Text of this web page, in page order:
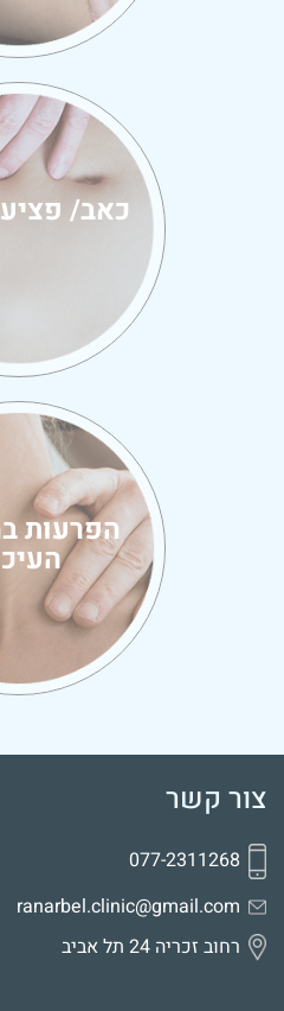
כאב/
הפרעות
צור קשר
077-2311268
ranarbel.clinic@gmail.com
רחוב זכריה 24 תל אביב